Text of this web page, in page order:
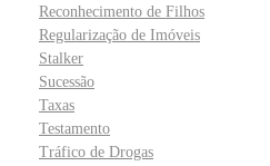
Reconhecimento de Filhos
Regularização de Imóveis
Stalker
Sucessão
Taxas
Testamento
Tráfico de Drogas